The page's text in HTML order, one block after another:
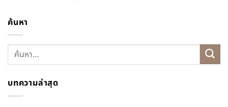
ค้นหา
บทความล่าสุด